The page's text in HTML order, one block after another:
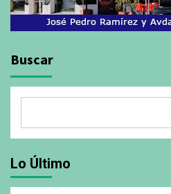
Buscar
Lo Último